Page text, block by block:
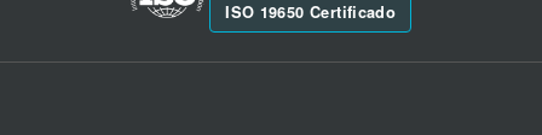
ISO 19650 Certificado